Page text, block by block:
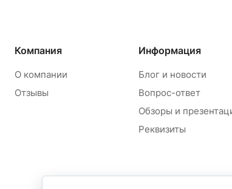
Компания
О компании
Отзывы
Информация
Блог и новости
Вопрос-ответ
Обзоры и
Реквизиты